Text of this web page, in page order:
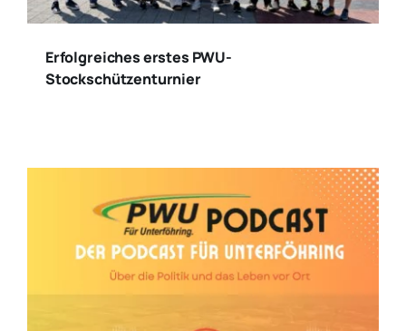
Erfolgreiches erstes PWU-
Stockschützenturnier